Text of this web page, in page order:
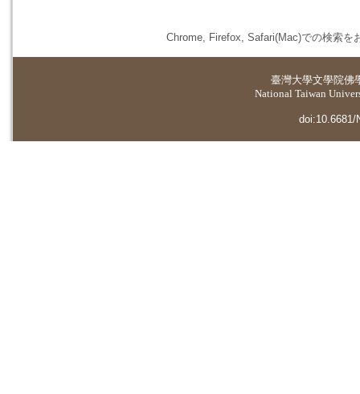
Chrome, Firefox, Safari(Mac)での検索を
臺灣大學文學院佛
National Taiwan
doi:10.6681/